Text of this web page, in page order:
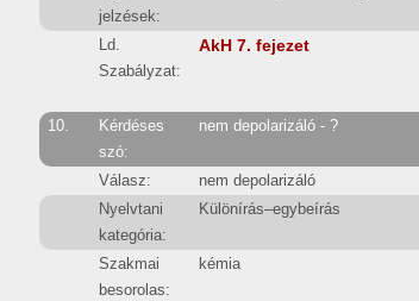
jelzések:
Ld.
Szabályzat:
AkH 7. fejezet
10.
Kérdéses
szó:
nem depolarizáló - ?
Válasz:
nem depolarizáló
Nyelvtani
kategória:
Különírás–egybeírás
Szakmai
besorolas:
kémia